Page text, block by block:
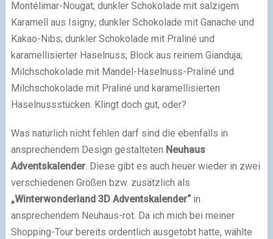
Montélimar-Nougat; dunkler Schokolade mit salzigem
Karamell aus Isigny; dunkler Schokolade mit Ganache und
Kakao-Nibs; dunkler Schokolade mit Praliné und
karamellisierter Haselnuss; Block aus reinem Gianduja;
Milchschokolade mit Mandel-Haselnuss-Praliné und
Milchschokolade mit Praliné und karamellisierten
Haselnussstücken. Klingt doch gut, oder?
Was natürlich nicht fehlen darf sind die ebenfalls in
ansprechendem Design gestalteten Neuhaus
Adventskalender. Diese gibt es auch heuer wieder in zwei
verschiedenen Größen bzw. zusätzlich als
„Winterwonderland 3D Adventskalender“in
ansprechendem Neuhaus-rot. Da ich mich bei meiner
Shopping-Tour bereits ordentlich ausgetobt hatte, wählte